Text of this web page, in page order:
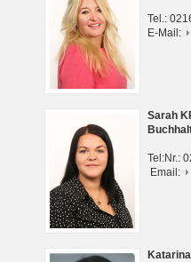
Tel.:
E-Mail:
Sarah
Tel:Nr.:
Email: